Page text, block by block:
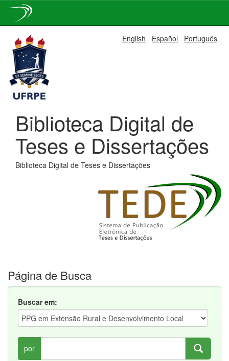
navigation
English Español Português
Biblioteca Digital de
Teses e Dissertações
Biblioteca Digital de Teses e Dissertações
Página de Busca
Buscar em:
por